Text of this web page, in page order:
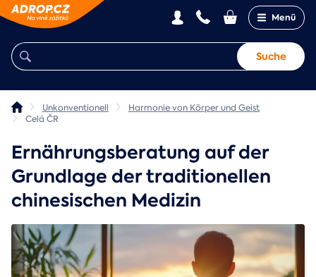
Menü
Suche
Unkonventionell
Harmonie von Körper und Geist
Celá ČR
Ernährungsberatung auf der
Grundlage der traditionellen
chinesischen Medizin